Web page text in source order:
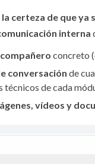
certeza de que ya
interna
concreto
conversación de
técnicos de cada
vídeos y